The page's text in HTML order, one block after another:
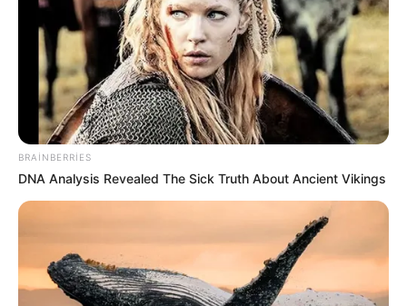
23:54 / 06 Avqust 2026 CƏMİYYƏT
Sabah bu yerlərə leysan yağacaq -hava
PROQNOZU
248
BRAINBERRIES
DNA Analysis Revealed The Sick Truth About Ancient Vikings